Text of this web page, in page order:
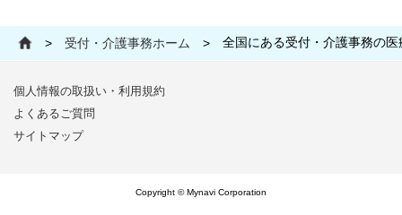
> 受付・介護事務ホーム > 全国にある受付・介護事務の
個人情報の取扱い・利用規約
よくあるご質問
サイトマップ
Copyright © Mynavi Corporation